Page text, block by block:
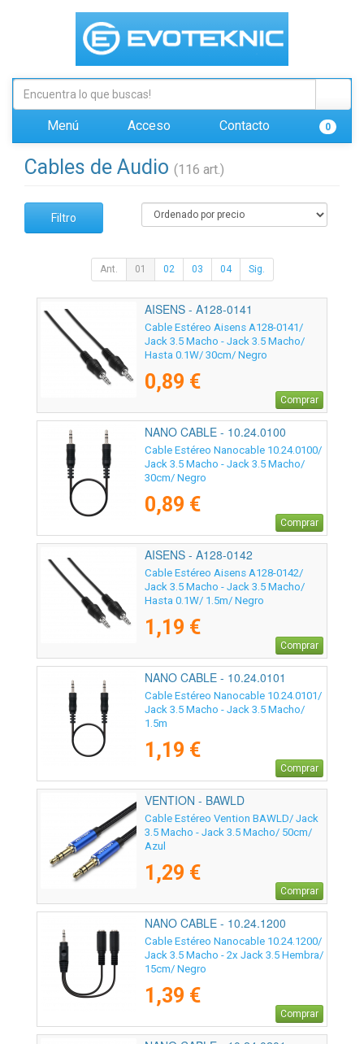
Menú Acceso Contacto 0
Cables de Audio (116 art.)
Filtro
Ant. 01 02 03 04 Sig.
AISENS - A128-0141
Cable Estéreo Aisens A128-0141/
Jack 3.5 Macho - Jack 3.5 Macho/
Hasta 0.1W/ 30cm/ Negro
0,89 €
Comprar
NANO CABLE - 10.24.0100
Cable Estéreo Nanocable 10.24.0100/
Jack 3.5 Macho - Jack 3.5 Macho/
30cm/ Negro
0,89 €
Comprar
AISENS - A128-0142
Cable Estéreo Aisens A128-0142/
Jack 3.5 Macho - Jack 3.5 Macho/
Hasta 0.1W/ 1.5m/ Negro
1,19 €
Comprar
NANO CABLE - 10.24.0101
Cable Estéreo Nanocable 10.24.0101/
Jack 3.5 Macho - Jack 3.5 Macho/
1.5m
1,19 €
Comprar
VENTION - BAWLD
Cable Estéreo Vention BAWLD/ Jack
3.5 Macho - Jack 3.5 Macho/ 50cm/
Azul
1,29 €
Comprar
NANO CABLE - 10.24.1200
Cable Estéreo Nanocable 10.24.1200/
Jack 3.5 Macho - 2x Jack 3.5 Hembra/
15cm/ Negro
1,39 €
Comprar